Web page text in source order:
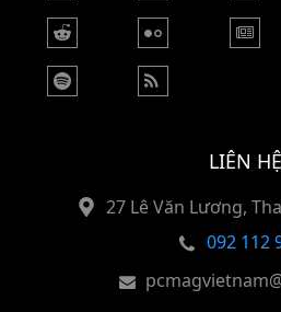
LIÊN HỆ
27 Lê Văn Lương,
092 112